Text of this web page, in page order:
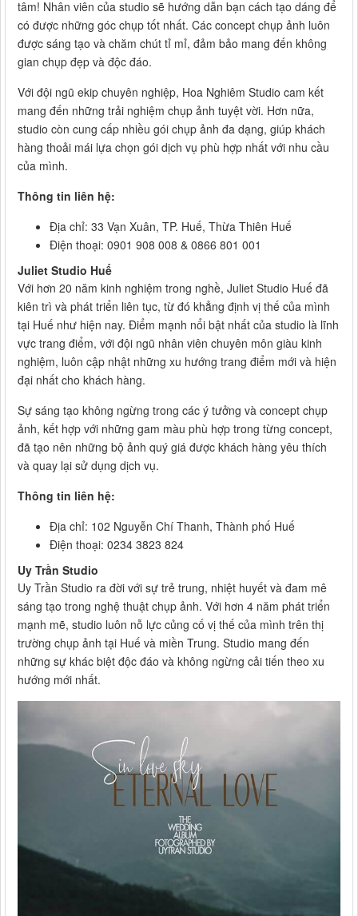
tâm! Nhân viên của studio sẽ hướng dẫn bạn cách tạo dáng để
có được những góc chụp tốt nhất. Các concept chụp ảnh luôn
được sáng tạo và chăm chút tỉ mỉ, đảm bảo mang đến không
gian chụp đẹp và độc đáo.
Với đội ngũ ekip chuyên nghiệp, Hoa Nghiêm Studio cam kết
mang đến những trải nghiệm chụp ảnh tuyệt vời. Hơn nữa,
studio còn cung cấp nhiều gói chụp ảnh đa dạng, giúp khách
hàng thoải mái lựa chọn gói dịch vụ phù hợp nhất với nhu cầu
của mình.
Thông tin liên hệ:
Địa chỉ: 33 Vạn Xuân, TP. Huế, Thừa Thiên Huế
Điện thoại: 0901 908 008 & 0866 801 001
Juliet Studio Huế
Với hơn 20 năm kinh nghiệm trong nghề, Juliet Studio Huế đã
kiên trì và phát triển liên tục, từ đó khẳng định vị thế của mình
tại Huế như hiện nay. Điểm mạnh nổi bật nhất của studio là lĩnh
vực trang điểm, với đội ngũ nhân viên chuyên môn giàu kinh
nghiệm, luôn cập nhật những xu hướng trang điểm mới và hiện
đại nhất cho khách hàng.
Sự sáng tạo không ngừng trong các ý tưởng và concept chụp
ảnh, kết hợp với những gam màu phù hợp trong từng concept,
đã tạo nên những bộ ảnh quý giá được khách hàng yêu thích
và quay lại sử dụng dịch vụ.
Thông tin liên hệ:
Địa chỉ: 102 Nguyễn Chí Thanh, Thành phố Huế
Điện thoại: 0234 3823 824
Uy Trần Studio
Uy Trần Studio ra đời với sự trẻ trung, nhiệt huyết và đam mê
sáng tạo trong nghệ thuật chụp ảnh. Với hơn 4 năm phát triển
mạnh mẽ, studio luôn nỗ lực củng cố vị thế của mình trên thị
trường chụp ảnh tại Huế và miền Trung. Studio mang đến
những sự khác biệt độc đáo và không ngừng cải tiến theo xu
hướng mới nhất.